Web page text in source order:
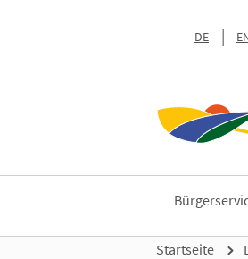
DE
Startseite